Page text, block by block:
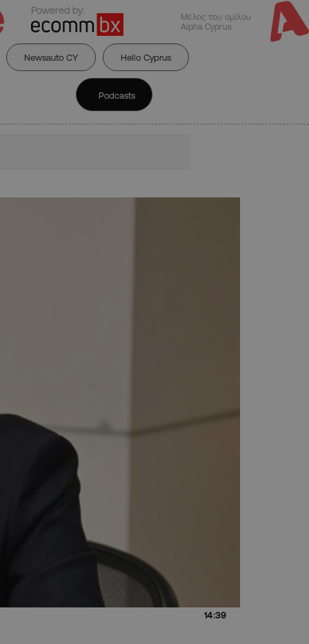
Powered by:
Μέλος του ομίλου
Alpha Cyprus
Newsauto CY Hello Cyprus
Podcasts
14:39